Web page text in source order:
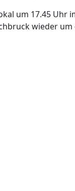
um 17.45
wieder